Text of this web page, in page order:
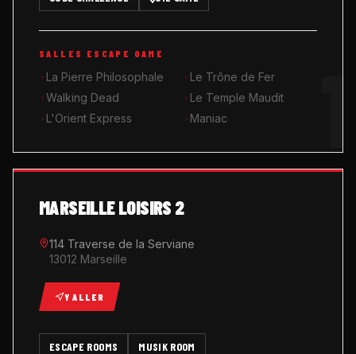
MUSIK ROOM KARAOKÉ
QUIZ GAME
SALLES ESCAPE GAME
La Pierre Philosophale
Le Trône de Fer
Walking Dead
Le Temple Maudit
L'Orient Express
Maniac
MARSEILLE LOISIRS 2
114 Traverse de la Serviane
13012 Marseille
Y ALLER
ESCAPE ROOMS MUSIK ROOM